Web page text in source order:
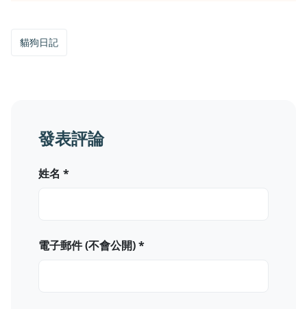
貓狗日記
發表評論
姓名 *
電子郵件 (不會公開) *